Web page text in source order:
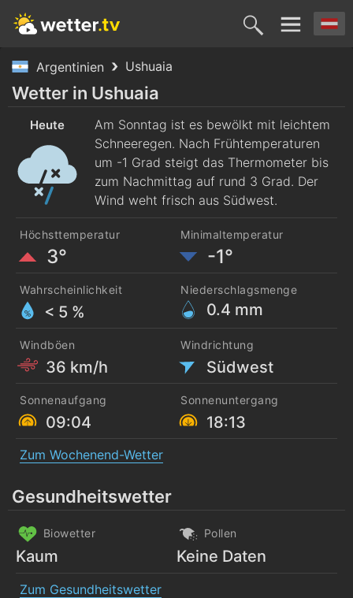
Argentinien Ushuaia
Heute
9. Aug.
Morgen
10. Aug. 11. Aug. 12. Aug. 13.
Wetter in Ushuaia
Heute
Am Sonntag ist es bewölkt mit leichtem
Schneeregen. Nach Frühtemperaturen
um -1 Grad steigt das Thermometer bis
zum Nachmittag auf rund 3 Grad. Der
Wind weht frisch aus Südwest.
Höchsttemperatur
3°
Minimaltemperatur
-1°
Wahrscheinlichkeit
< 5 %
Niederschlagsmenge
0.4 mm
Windböen
36 km/h
Windrichtung
Südwest
Sonnenaufgang
09:04
Sonnenuntergang
18:13
Zum Wochenend-Wetter
Gesundheitswetter
Biowetter
Kaum
Pollen
Keine Daten
Zum Gesundheitswetter